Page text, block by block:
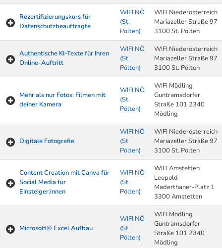
Rezertifizierungskurs für
Datenschutzbeauftragte
WIFI NÖ
(St.
Pölten)
WIFI Niederösterreich
Mariazeller Straße 97
3100 St. Pölten
Authentische KI-Texte für Ihren
Online-Auftritt
WIFI NÖ
(St.
Pölten)
WIFI Niederösterreich
Mariazeller Straße 97
3100 St. Pölten
Mehr als nur Fotos: Filmen mit
deiner Kamera
WIFI NÖ
(St.
Pölten)
WIFI Mödling
Guntramsdorfer
Straße 101 2340
Mödling
Digitale Fotografie
WIFI NÖ
(St.
Pölten)
WIFI Niederösterreich
Mariazeller Straße 97
3100 St. Pölten
Content Creation mit Canva für
Social Media für
Einsteiger:innen
WIFI NÖ
(St.
Pölten)
WIFI Amstetten
Leopold-
Maderthaner-Platz 1
3300 Amstetten
Microsoft® Excel Aufbau
WIFI NÖ
(St.
Pölten)
WIFI Mödling
Guntramsdorfer
Straße 101 2340
Mödling